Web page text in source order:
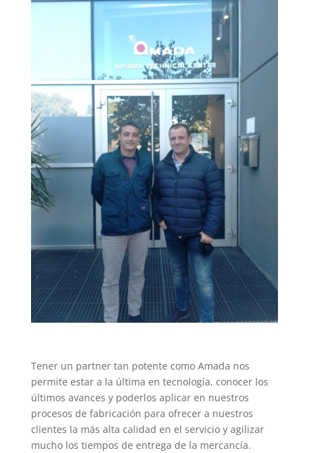
Tener un partner tan potente como Amada nos
permite estar a la última en tecnología, conocer los
últimos avances y poderlos aplicar en nuestros
procesos de fabricación para ofrecer a nuestros
clientes la más alta calidad en el servicio y agilizar
mucho los tiempos de entrega de la mercancía.